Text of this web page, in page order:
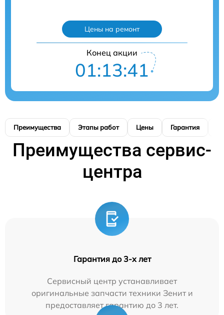
Цены на ремонт
Конец акции
01:13:40
Преимущества Этапы работ Цены Гарантия
Преимущества сервис-
центра
Гарантия до 3-х лет
Сервисный центр устанавливает
оригинальные запчасти техники Зенит и
предоставляет гарантию до 3 лет.